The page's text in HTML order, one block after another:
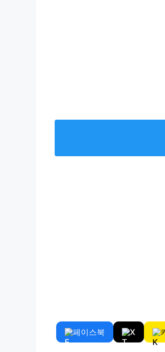
페이스북 X